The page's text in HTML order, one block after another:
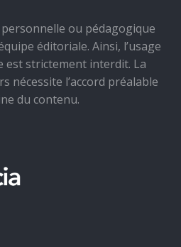
ou pédagogique
éditoriale. Ainsi, l’usage
est strictement interdit. La
nécessite l’accord préalable
du contenu.